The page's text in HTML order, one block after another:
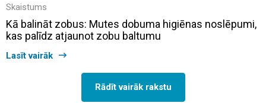
Skaistums
Kā balināt zobus: Mutes dobuma higiēnas noslēpumi,
kas palīdz atjaunot zobu baltumu
Lasīt vairāk
Rādīt vairāk rakstu